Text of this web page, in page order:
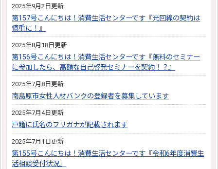
2025年9月2日更新
第157号こんにちは！消費生活センターです『光回線の契約は
慎重に！』
2025年8月18日更新
第156号こんにちは！消費生活センターです『無料のセミナー
に参加したら、高額な自己啓発セミナーを契約！？』
2025年7月8日更新
南島原市女性人材バンクの登録者を募集しています
2025年7月4日更新
戸籍に氏名のフリガナが記載されます
2025年7月1日更新
第155号こんにちは！消費生活センターです『令和6年度消費生
活相談受付状況』